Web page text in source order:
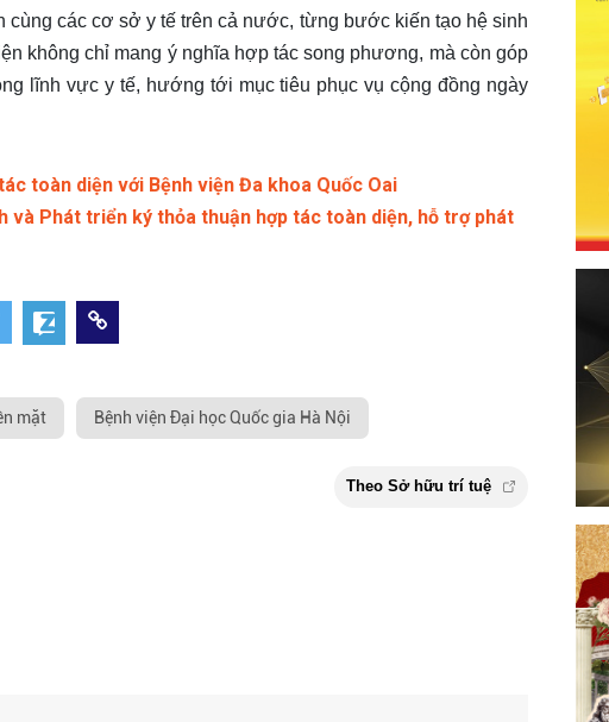
cùng các cơ sở y tế trên cả nước, từng bước kiến tạo hệ sinh
không chỉ mang ý nghĩa hợp tác song phương, mà còn góp
lĩnh vực y tế, hướng tới mục tiêu phục vụ cộng đồng ngày
toàn diện với Bệnh viện Đa khoa Quốc Oai
và Phát triển ký thỏa thuận hợp tác toàn diện, hỗ trợ phát
mặt Bệnh viện Đại học Quốc gia Hà Nội